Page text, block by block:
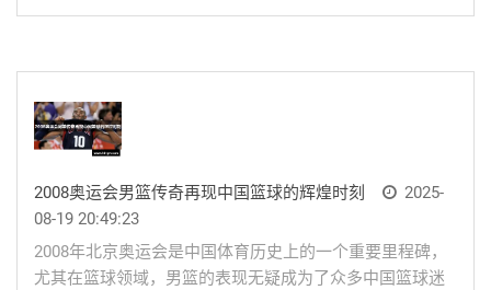
2008奥运会男篮传奇再现中国篮球的辉煌时刻
2025-
08-19 20:49:23
2008年北京奥运会是中国体育历史上的一个重要里程碑，
尤其在篮球领域，男篮的表现无疑成为了众多中国篮球迷